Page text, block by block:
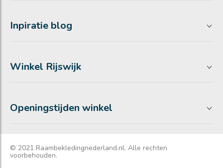
Inpiratie blog
Winkel Rijswijk
Openingstijden winkel
© 2021 Raambekledingnederland.nl. Alle rechten
voorbehouden.